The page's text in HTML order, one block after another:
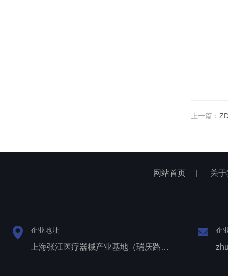
上一篇：
网站首页 关
企业地址
上海张江医疗器械产业基地（瑞庆路528号）
企